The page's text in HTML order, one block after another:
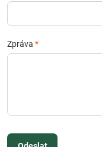
Zpráva *